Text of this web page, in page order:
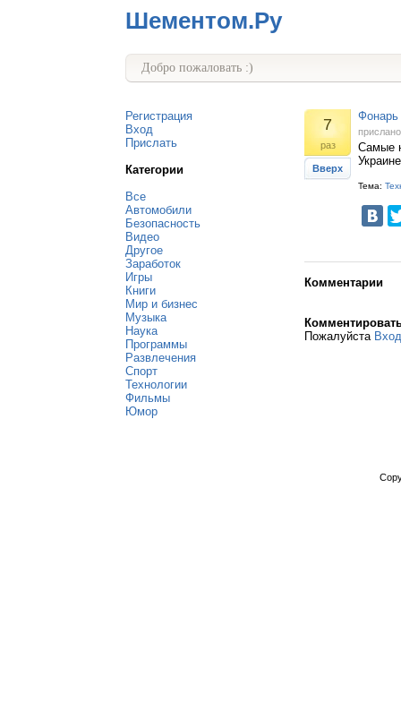
Шементом.Ру
Добро пожаловать :)
Регистрация
Вход
Прислать
Категории
Все
Автомобили
Безопасность
Видео
Другое
Заработок
Игры
Книги
Мир и бизнес
Музыка
Наука
Программы
Развлечения
Спорт
Технологии
Фильмы
Юмор
7
раз
Вверх
Фонарь
Самые
Тема:
Комментарии
Пожалуйста Вход